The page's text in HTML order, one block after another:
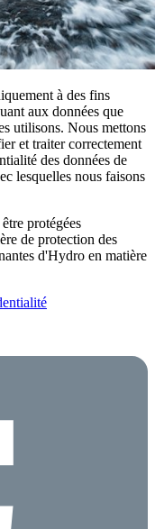
à des fins
aux données que
utilisons. Nous mettons
et traiter correctement
des données de
lesquelles nous faisons
protégées
de protection des
d'Hydro en matière